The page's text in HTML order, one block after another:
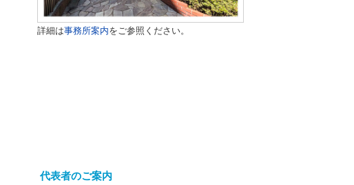
詳細は事務所案内をご参照ください。
代表者のご案内